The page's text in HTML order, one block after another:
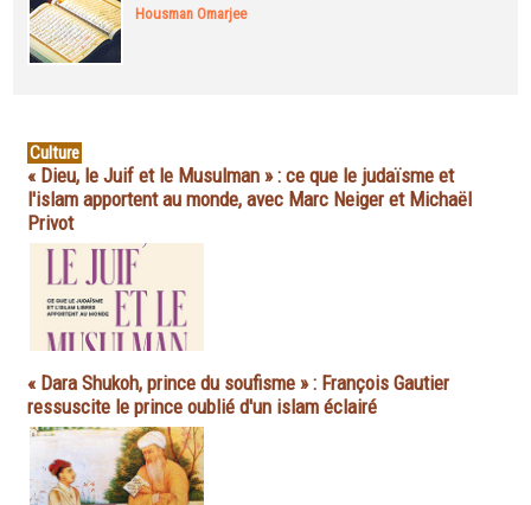
Housman Omarjee
Culture
« Dieu, le Juif et le Musulman » : ce que le judaïsme et
l'islam apportent au monde, avec Marc Neiger et Michaël
Privot
« Dara Shukoh, prince du soufisme » : François Gautier
ressuscite le prince oublié d'un islam éclairé